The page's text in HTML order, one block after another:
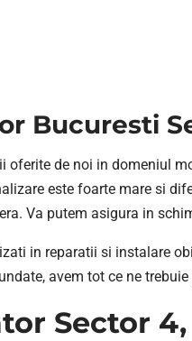
Bucuresti
oferite de noi in domeniul
este foarte mare si
Va putem asigura in
in reparatii si instalare
avem tot ce ne trebuie
Sector